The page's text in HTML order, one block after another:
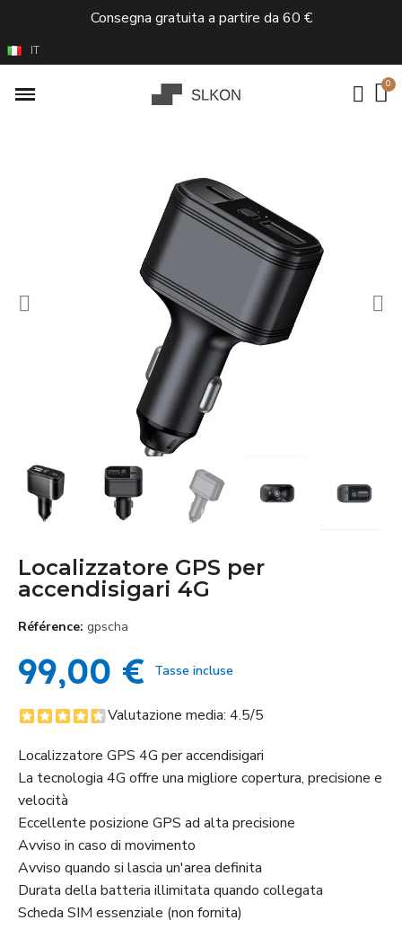
Consegna gratuita a partire da 60 €
IT
Localizzatore GPS per
accendisigari 4G
Référence gpscha
99,00 € Tasse incluse
Valutazione media: 4.5/5
Localizzatore GPS 4G per accendisigari
La tecnologia 4G offre una migliore copertura, precisione e
velocità
Eccellente posizione GPS ad alta precisione
Avviso in caso di movimento
Avviso quando si lascia un'area definita
Durata della batteria illimitata quando collegata
Scheda SIM essenziale (non fornita)